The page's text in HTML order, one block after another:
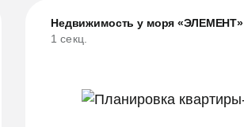
Недвижимость у моря «ЭЛЕМЕНТ»
1 секц.